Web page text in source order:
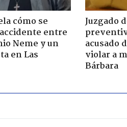
cómo se
entre
Neme y un
en Las
Juzgado
acusado
violar a
Bárbara